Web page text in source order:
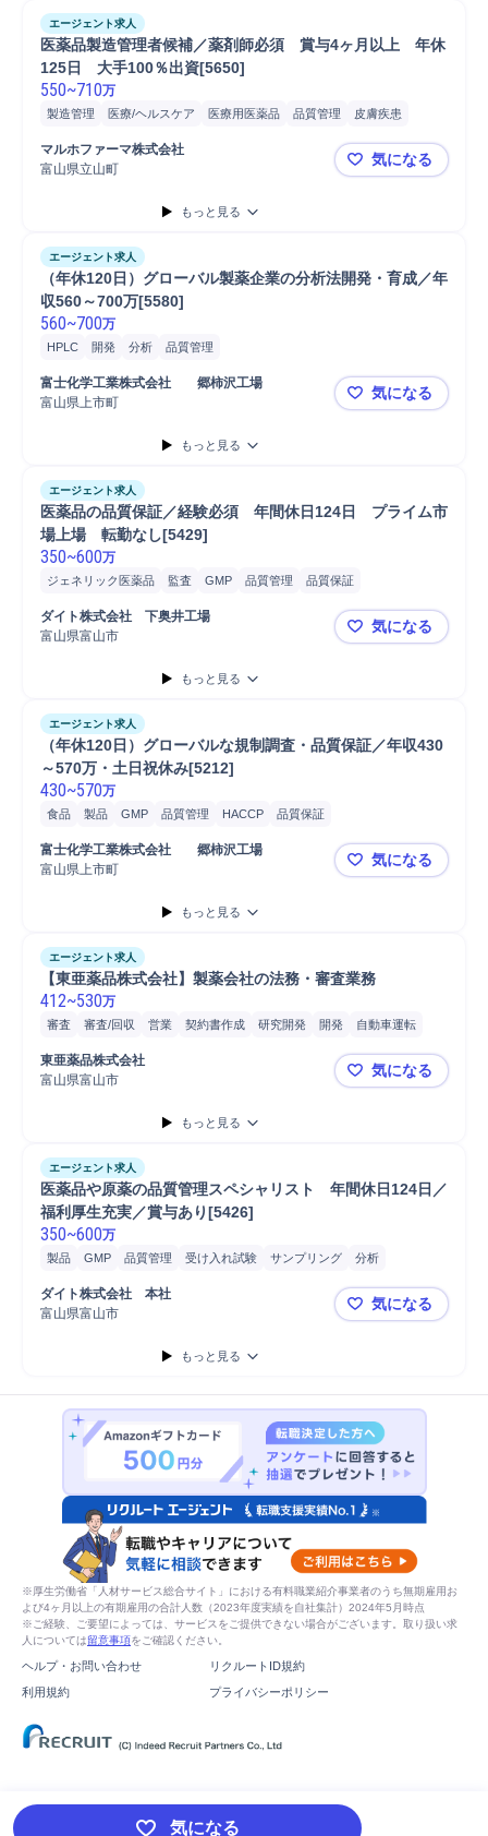
エージェント求人
医薬品製造管理者候補／薬剤師必須　賞与4ヶ月以上　年休
125日　大手100％出資[5650]
550~710万
製造管理 医療/ヘルスケア 医療用医薬品 品質管理 皮膚疾患
マルホファーマ株式会社
富山県立山町
医薬品製
気になる
もっと見る
エージェント求人
（年休120日）グローバル製薬企業の分析法開発・育成／年
収560～700万[5580]
560~700万
HPLC 開発 分析 品質管理
富士化学工業株式会社	郷柿沢工場
富山県上市町
（年休120
気になる
もっと見る
エージェント求人
医薬品の品質保証／経験必須　年間休日124日　プライム市
場上場　転勤なし[5429]
350~600万
ジェネリック医薬品 監査 GMP 品質管理 品質保証
ダイト株式会社　下奥井工場
富山県富山市
医薬品の
気になる
もっと見る
エージェント求人
（年休120日）グローバルな規制調査・品質保証／年収430
～570万・土日祝休み[5212]
430~570万
食品 製品 GMP 品質管理 HACCP 品質保証
富士化学工業株式会社	郷柿沢工場
富山県上市町
（年休120
気になる
もっと見る
エージェント求人
【東亜薬品株式会社】製薬会社の法務・審査業務
412~530万
審査 審査/回収 営業 契約書作成 研究開発 開発
自動車運転
自動車/輸送機器
東亜薬品株式会社
富山県富山市
【東亜薬品
気になる
もっと見る
エージェント求人
医薬品や原薬の品質管理スペシャリスト　年間休日124日／
福利厚生充実／賞与あり[5426]
350~600万
製品 GMP 品質管理 受け入れ試験 サンプリング 分析
ダイト株式会社　本社
富山県富山市
医薬品や原
気になる
もっと見る
気になる
※厚生労働省「人材サービス総合サイト」における有料職業紹介事業者のうち無期雇用お
よび4ヶ月以上の有期雇用の合計人数（2023年度実績を自社集計）2024年5月時点
※ご経験、ご要望によっては、サービスをご提供できない場合がございます。取り扱い求
人については留意事項をご確認ください。
ヘルプ・お問い合わせ
リクルートID規約
利用規約
プライバシーポリシー